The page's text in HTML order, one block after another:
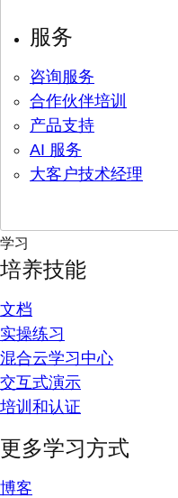
服务
咨询服务
合作伙伴培训
产品支持
AI 服务
大客户技术经理
学习
培养技能
文档
实操练习
混合云学习中心
交互式演示
培训和认证
更多学习方式
博客